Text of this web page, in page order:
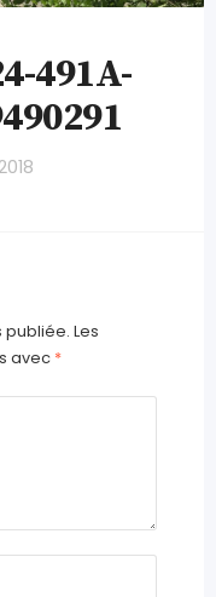
491A-
publiée. Les
avec *